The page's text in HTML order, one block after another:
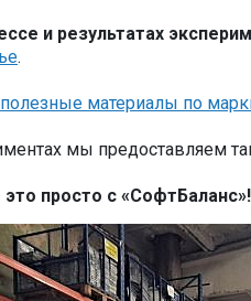
и результатах
.
полезные материалы по
мы предоставляем
просто с «СофтБаланс»!